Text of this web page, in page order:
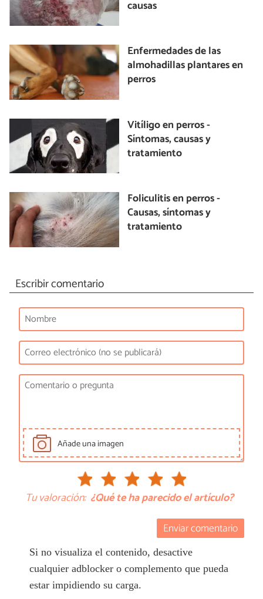
causas
Enfermedades de las
almohadillas plantares en
perros
Vitíligo en perros -
Síntomas, causas y
tratamiento
Foliculitis en perros -
Causas, síntomas y
tratamiento
Escribir comentario
Añade una imagen
Tu valoración: ¿Qué te ha parecido el artículo?
Enviar comentario
Si no visualiza el contenido, desactive
cualquier adblocker o complemento que pueda
estar impidiendo su carga.